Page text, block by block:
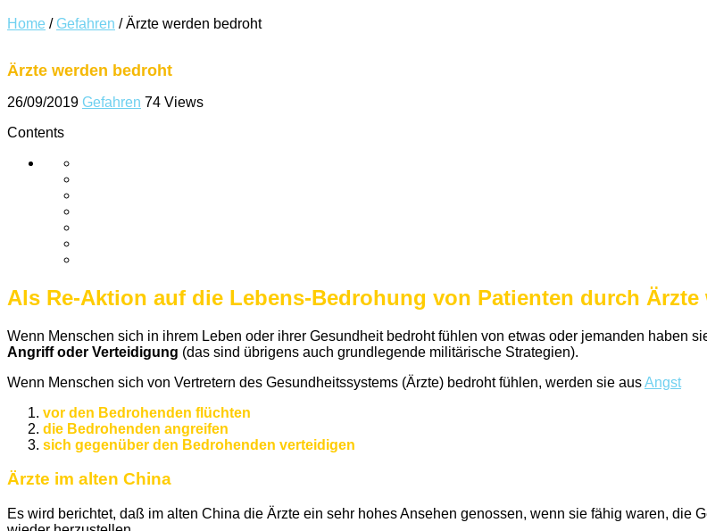
Home / Gefahren / Ärzte werden bedroht
Ärzte werden bedroht
26/09/2019 Gefahren 74 Views
Contents
Als Re-Aktion auf die Lebens-Bedrohung von Patienten durch
Wenn Menschen sich in ihrem Leben oder ihrer Gesundheit bedroht fühlen von etwas oder jemanden haben
Angriff oder Verteidigung (das sind übrigens auch grundlegende militärische Strategien).
Wenn Menschen sich von Vertretern des Gesundheitssystems (Ärzte) bedroht fühlen, werden sie ausAngst
vor den Bedrohenden flüchten
die Bedrohenden angreifen
sich gegenüber den Bedrohenden verteidigen
Ärzte im alten China
Es wird berichtet, daß im alten China die Ärzte ein sehr hohes Ansehen genossen, wenn sie fähig waren, die